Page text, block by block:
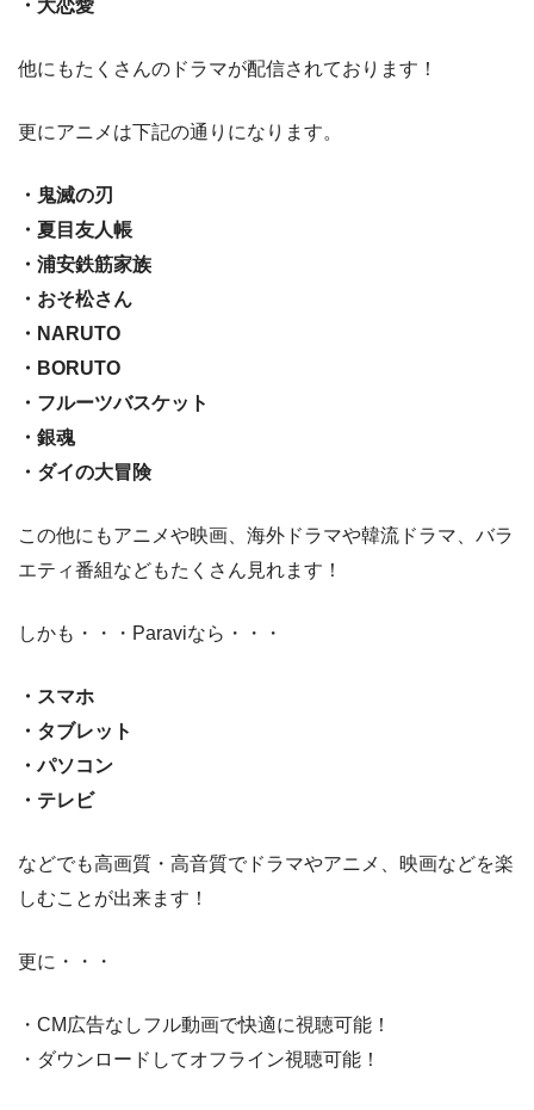
・大恋愛
他にもたくさんのドラマが配信されております！
更にアニメは下記の通りになります。
・鬼滅の刃
・夏目友人帳
・浦安鉄筋家族
・おそ松さん
・NARUTO
・BORUTO
・フルーツバスケット
・銀魂
・ダイの大冒険
この他にもアニメや映画、海外ドラマや韓流ドラマ、バラ
エティ番組などもたくさん見れます！
しかも・・・Paraviなら・・・
・スマホ
・タブレット
・パソコン
・テレビ
などでも高画質・高音質でドラマやアニメ、映画などを楽
しむことが出来ます！
更に・・・
・CM広告なしフル動画で快適に視聴可能！
・ダウンロードしてオフライン視聴可能！